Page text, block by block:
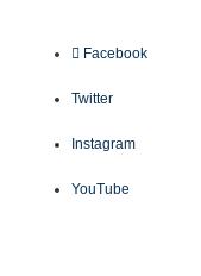
Facebook
Twitter
Instagram
YouTube